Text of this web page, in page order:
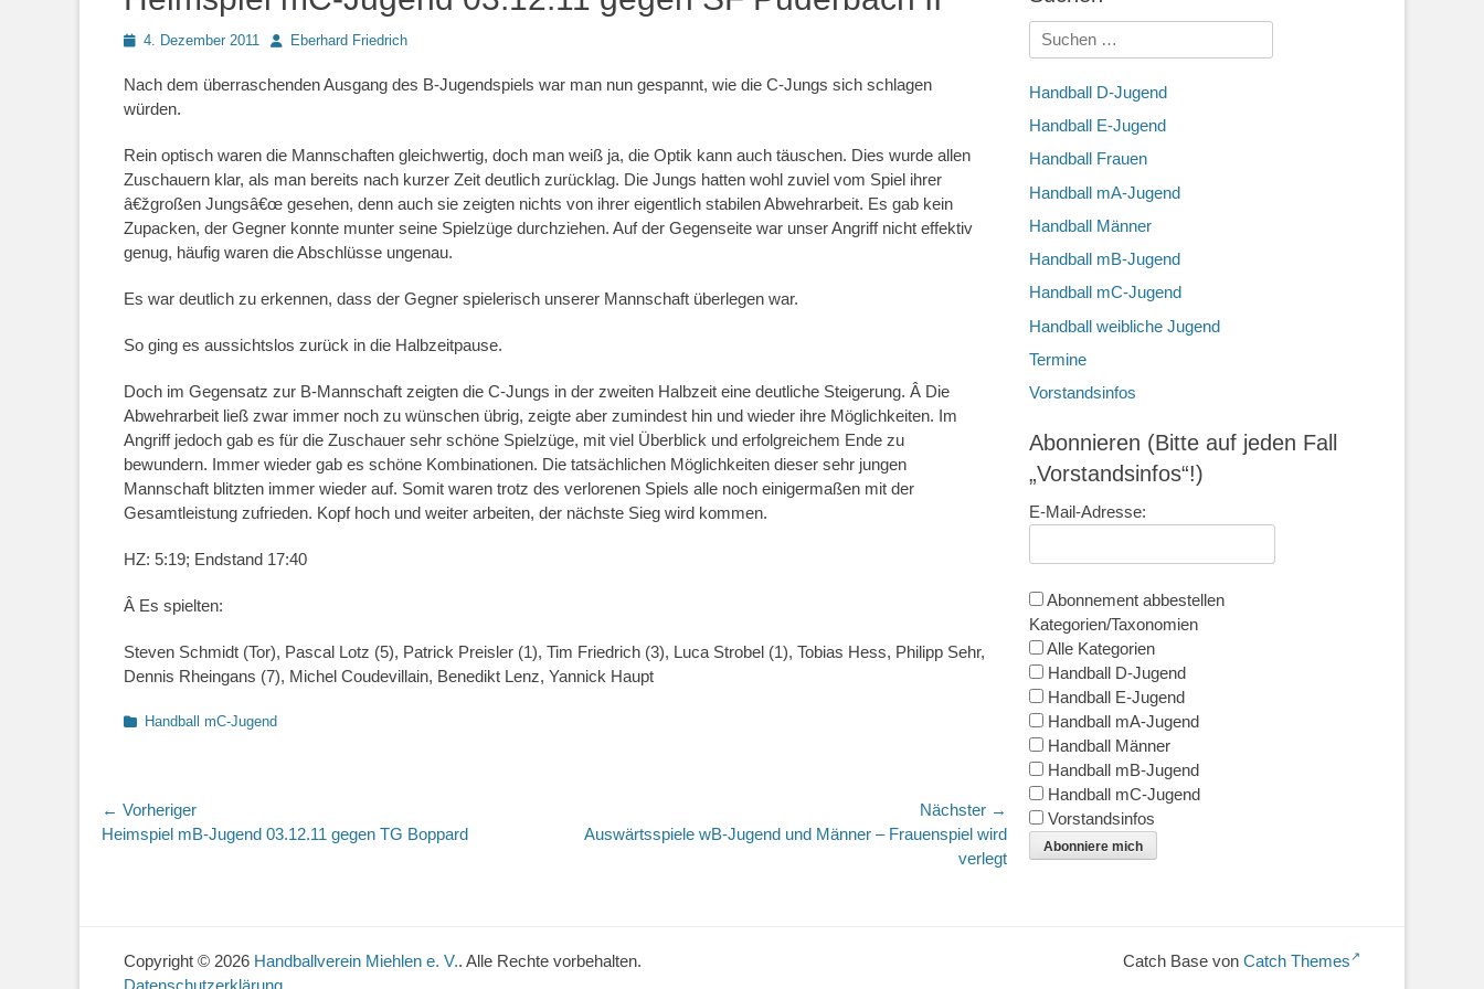
Posted4. Dezember 2011 AutorEberhard Friedrich
Nach dem überraschenden Ausgang des B-Jugendspiels war man nun gespannt, wie die C-Jungs sich schlagen
würden.
Rein optisch waren die Mannschaften gleichwertig, doch man weiß ja, die Optik kann auch täuschen. Dies wurde allen
Zuschauern klar, als man bereits nach kurzer Zeit deutlich zurücklag. Die Jungs hatten wohl zuviel vom Spiel ihrer
â€žgroßen Jungsâ€œ gesehen, denn auch sie zeigten nichts von ihrer eigentlich stabilen Abwehrarbeit. Es gab kein
Zupacken, der Gegner konnte munter seine Spielzüge durchziehen. Auf der Gegenseite war unser Angriff nicht effektiv
genug, häufig waren die Abschlüsse ungenau.
Es war deutlich zu erkennen, dass der Gegner spielerisch unserer Mannschaft überlegen war.
So ging es aussichtslos zurück in die Halbzeitpause.
Doch im Gegensatz zur B-Mannschaft zeigten die C-Jungs in der zweiten Halbzeit eine deutliche Steigerung. Â Die
Abwehrarbeit ließ zwar immer noch zu wünschen übrig, zeigte aber zumindest hin und wieder ihre Möglichkeiten. Im
Angriff jedoch gab es für die Zuschauer sehr schöne Spielzüge, mit viel Überblick und erfolgreichem Ende zu
bewundern. Immer wieder gab es schöne Kombinationen. Die tatsächlichen Möglichkeiten dieser sehr jungen
Mannschaft blitzten immer wieder auf. Somit waren trotz des verlorenen Spiels alle noch einigermaßen mit der
Gesamtleistung zufrieden. Kopf hoch und weiter arbeiten, der nächste Sieg wird kommen.
HZ: 5:19; Endstand 17:40
Â Es spielten:
Steven Schmidt (Tor), Pascal Lotz (5), Patrick Preisler (1), Tim Friedrich (3), Luca Strobel (1), Tobias Hess, Philipp Sehr,
Dennis Rheingans (7), Michel Coudevillain, Benedikt Lenz, Yannick Haupt
Kategorien
Handball mC-Jugend
Beitragsnavigation
← Vorheriger
Vorheriger
Heimspiel mB-Jugend 03.12.11 gegen TG Boppard
Nächster →
Nächster
Auswärtsspiele wB-Jugend und Männer – Frauenspiel wird
verlegt
Suchen
nach:
Handball D-Jugend
Handball E-Jugend
Handball Frauen
Handball mA-Jugend
Handball Männer
Handball mB-Jugend
Handball mC-Jugend
Handball weibliche Jugend
Termine
Vorstandsinfos
Abonnieren (Bitte auf jeden Fall
„Vorstandsinfos“!)
E-Mail-Adresse:
Abonnement abbestellen
Kategorien/Taxonomien
Alle Kategorien
Handball D-Jugend
Handball E-Jugend
Handball mA-Jugend
Handball Männer
Handball mB-Jugend
Handball mC-Jugend
Vorstandsinfos
Abonniere mich
Copyright © 2026 Handballverein Miehlen e. V.. Alle Rechte vorbehalten.
Datenschutzerklärung
Catch Base von Catch Themes